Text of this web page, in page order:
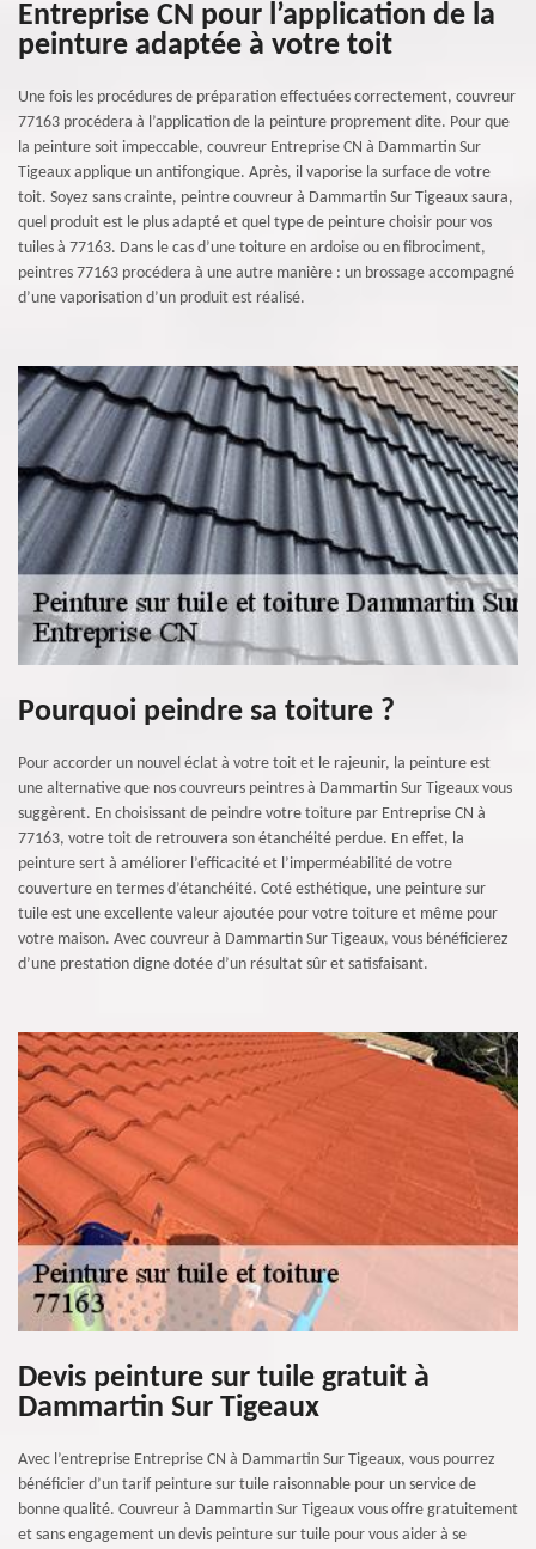
Entreprise CN pour l’application de la
peinture adaptée à votre toit
Une fois les procédures de préparation effectuées correctement, couvreur
77163 procédera à l’application de la peinture proprement dite. Pour que
la peinture soit impeccable, couvreur Entreprise CN à Dammartin Sur
Tigeaux applique un antifongique. Après, il vaporise la surface de votre
toit. Soyez sans crainte, peintre couvreur à Dammartin Sur Tigeaux saura,
quel produit est le plus adapté et quel type de peinture choisir pour vos
tuiles à 77163. Dans le cas d’une toiture en ardoise ou en fibrociment,
peintres 77163 procédera à une autre manière : un brossage accompagné
d’une vaporisation d’un produit est réalisé.
Pourquoi peindre sa toiture ?
Pour accorder un nouvel éclat à votre toit et le rajeunir, la peinture est
une alternative que nos couvreurs peintres à Dammartin Sur Tigeaux vous
suggèrent. En choisissant de peindre votre toiture par Entreprise CN à
77163, votre toit de retrouvera son étanchéité perdue. En effet, la
peinture sert à améliorer l’efficacité et l’imperméabilité de votre
couverture en termes d’étanchéité. Coté esthétique, une peinture sur
tuile est une excellente valeur ajoutée pour votre toiture et même pour
votre maison. Avec couvreur à Dammartin Sur Tigeaux, vous bénéficierez
d’une prestation digne dotée d’un résultat sûr et satisfaisant.
Devis peinture sur tuile gratuit à
Dammartin Sur Tigeaux
Avec l’entreprise Entreprise CN à Dammartin Sur Tigeaux, vous pourrez
bénéficier d’un tarif peinture sur tuile raisonnable pour un service de
bonne qualité. Couvreur à Dammartin Sur Tigeaux vous offre gratuitement
et sans engagement un devis peinture sur tuile pour vous aider à se